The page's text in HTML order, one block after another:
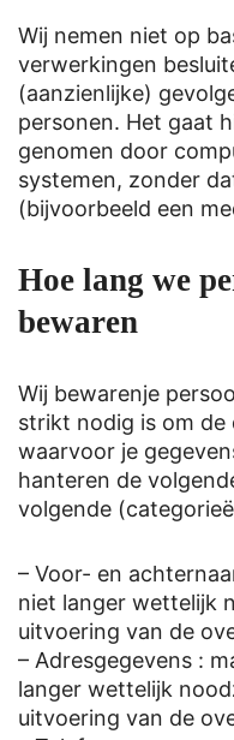
Wij nemen niet op
verwerkingen
(aanzienlijke)
personen. Het gaat
genomen door
systemen, zonder
(bijvoorbeeld een
Hoe lang we
bewaren
Wij bewarenje
strikt nodig is om de
waarvoor je
hanteren de
volgende
– Voor- en
niet langer wettelijk
uitvoering van de
– Adresgegevens :
langer wettelijk
uitvoering van de